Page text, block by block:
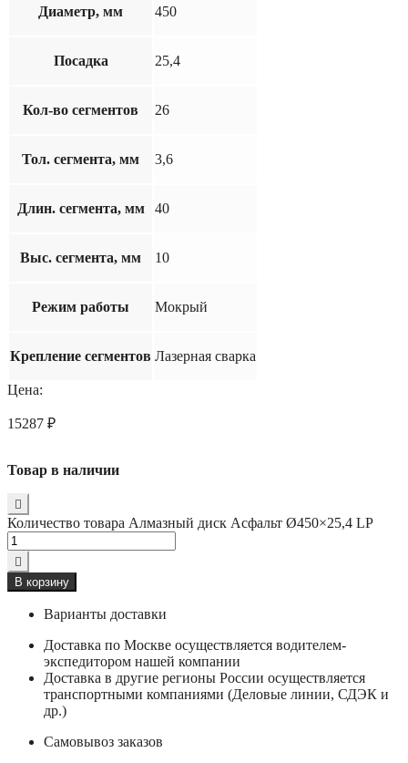
Диаметр, мм 450
Посадка 25,4
Кол-во сегментов 26
Тол. сегмента, мм 3,6
Длин. сегмента, мм 40
Выс. сегмента, мм 10
Режим работы Мокрый
Крепление сегментов Лазерная сварка
Цена:
15287 ₽
Товар в наличии
Количество товара Алмазный диск Асфальт Ø450×25,4 LP
В корзину
Варианты доставки
Доставка по Москве осуществляется водителем-
экспедитором нашей компании
Доставка в другие регионы России осуществляется
транспортными компаниями (Деловые линии, СДЭК и
др.)
Самовывоз заказов